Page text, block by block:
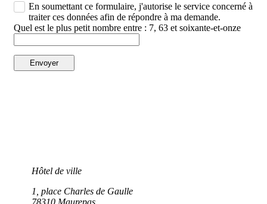
En soumettant ce formulaire, j'autorise le service concerné à
traiter ces données afin de répondre à ma demande.
Quel est le plus petit nombre entre : 7, 63 et soixante-et-onze
Envoyer
Hôtel de ville
1, place Charles de Gaulle
78310 Maurepas